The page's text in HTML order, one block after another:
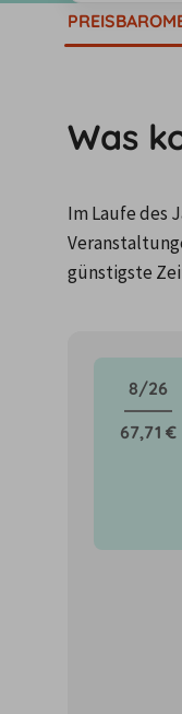
Was
Im Laufe des
günstigste
8/26
67,71 €